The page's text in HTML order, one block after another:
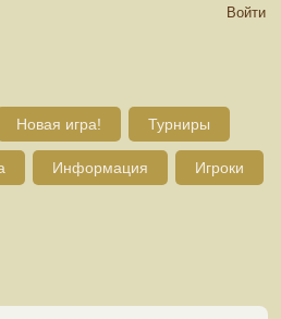
Войти
Новая игра! Турниры
Информация Игроки